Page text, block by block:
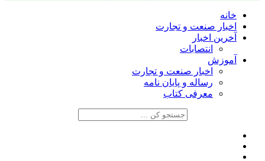
خانه
اخبار صنعت و تجارت
آخرین اخبار
انتصابات
آموزش
اخبار صنعت و تجارت
رساله و پایان نامه
معرفی کتاب